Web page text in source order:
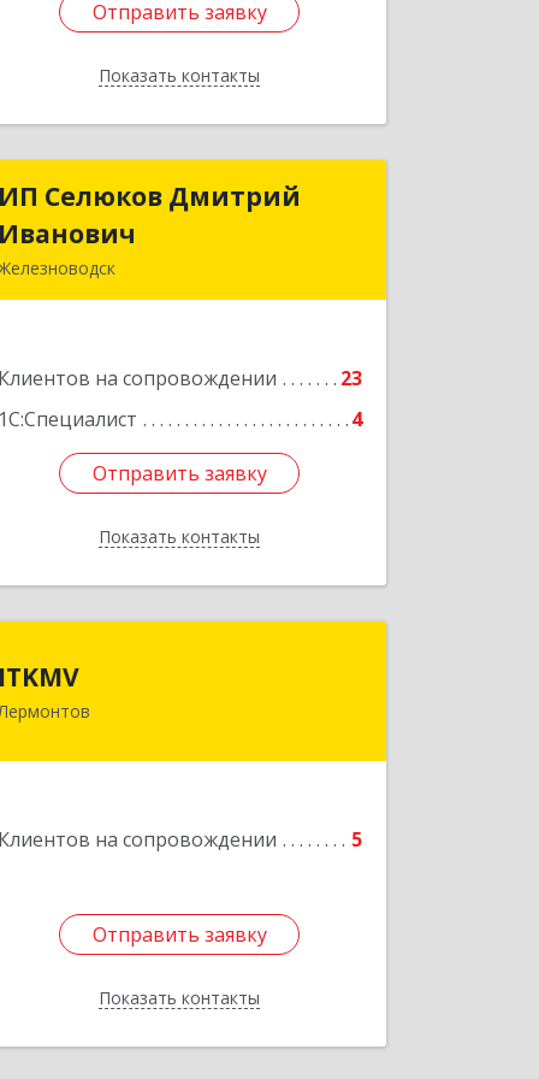
Отправить заявку
Показать контакты
Отправить заявку
Назад
ИП Селюков Дмитрий
Иванович
Клиентов на сопровождении
23
1С:Специалист
4
Отправить заявку
Показать контакты
ИП Селюков Дмитрий
Подробнее
Отправить заявку
Назад
ITKMV
Лермонтов
Клиентов на сопровождении 5
Отправить заявку
Показать контакты
Отправить заявку
Назад